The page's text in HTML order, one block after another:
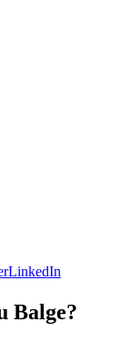
LinkedIn
Balge?